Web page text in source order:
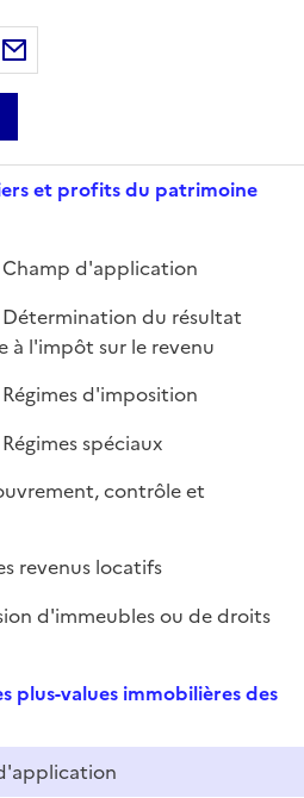
Twittersur LinkedIn
et profits du patrimoine
Champ d'application
Détermination du résultat
à l'impôt sur le revenu
d'imposition
spéciaux
contrôle et
revenus locatifs
d'immeubles ou de droits
plus-values immobilières des